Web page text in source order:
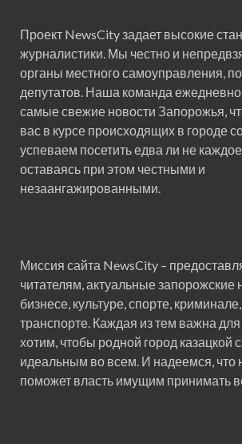
Проект NewsCity задает высокие
журналистики. Мы честно и
органы местного самоуправления,
депутатов. Наша команда ежедневно
самые свежие новости Запорожья,
вас в курсе происходящих в городе
успеваем посетить едва ли не
оставаясь при этом честными и
незаангажированными.
Миссия сайта NewsCity –
читателям, актуальные запорожские
бизнесе, культуре, спорте, криминале,
транспорте. Каждая из тем важна
хотим, чтобы родной город казацкой
идеальным во всем. И надеемся, что
поможет власть имущим принимать